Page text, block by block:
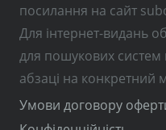
посилання на сайт
Для інтернет-видань
для пошукових
абзаці на конкретний
Умови договору